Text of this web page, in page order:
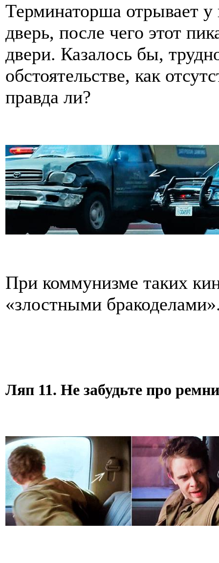
Терминаторша отрывает
дверь, после чего этот
двери. Казалось бы,
обстоятельстве, как
правда ли?
При коммунизме таких
«злостными
Ляп 11. Не забудьте про